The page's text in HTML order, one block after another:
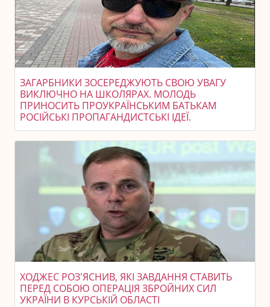
ЗАГАРБНИКИ ЗОСЕРЕДЖУЮТЬ СВОЮ УВАГУ
ВИКЛЮЧНО НА ШКОЛЯРАХ. МОЛОДЬ
ПРИНОСИТЬ ПРОУКРАЇНСЬКИМ БАТЬКАМ
РОСІЙСЬКІ ПРОПАГАНДИСТСЬКІ ІДЕЇ.
ХОДЖЕС РОЗ'ЯСНИВ, ЯКІ ЗАВДАННЯ СТАВИТЬ
ПЕРЕД СОБОЮ ОПЕРАЦІЯ ЗБРОЙНИХ СИЛ
УКРАЇНИ В КУРСЬКІЙ ОБЛАСТІ